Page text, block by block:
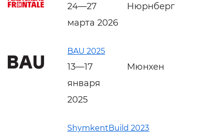
24—27
марта 2026
Нюрнберг
BAU 2025
13—17
января
2025
Мюнхен
ShymkentBuild 2023